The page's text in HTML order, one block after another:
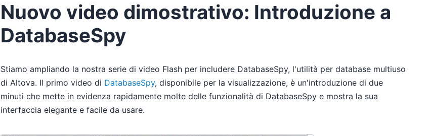
Nuovo video dimostrativo: Introduzione a
DatabaseSpy
Stiamo ampliando la nostra serie di video Flash per includere DatabaseSpy, l'utilità per database multiuso
di Altova. Il primo video di DatabaseSpy, disponibile per la visualizzazione, è un'introduzione di due
minuti che mette in evidenza rapidamente molte delle funzionalità di DatabaseSpy e mostra la sua
interfaccia elegante e facile da usare.